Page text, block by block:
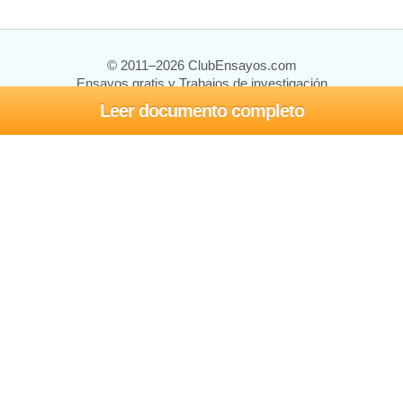
Leer documento completo
© 2011–2026 ClubEnsayos.com
Ensayos gratis y Trabajos de investigación